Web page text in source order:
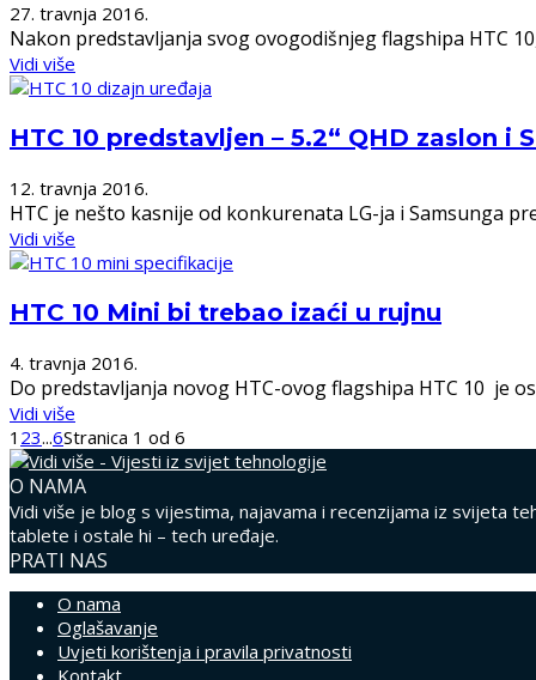
27. travnja 2016.
Nakon predstavljanja svog ovogodišnjeg flagshipa HTC
Vidi više
HTC 10 predstavljen – 5.2“ QHD zaslon i
12. travnja 2016.
HTC je nešto kasnije od konkurenata LG-ja i Samsunga
Vidi više
HTC 10 Mini bi trebao izaći u rujnu
4. travnja 2016.
Do predstavljanja novog HTC-ovog flagshipa HTC 10 je
Vidi više
1 23...6Stranica 1 od 6
O NAMA
Vidi više je blog s vijestima, najavama i recenzijama iz svijeta
tablete i ostale hi – tech uređaje.
PRATI NAS
O nama
Oglašavanje
Uvjeti korištenja i pravila privatnosti